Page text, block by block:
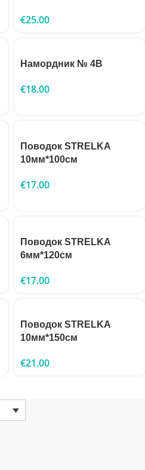
€25.00
Намордник № 4B
€18.00
Поводок STRELKA
10мм*100см
€17.00
Поводок STRELKA
6мм*120см
€17.00
Поводок STRELKA
10мм*150см
€21.00